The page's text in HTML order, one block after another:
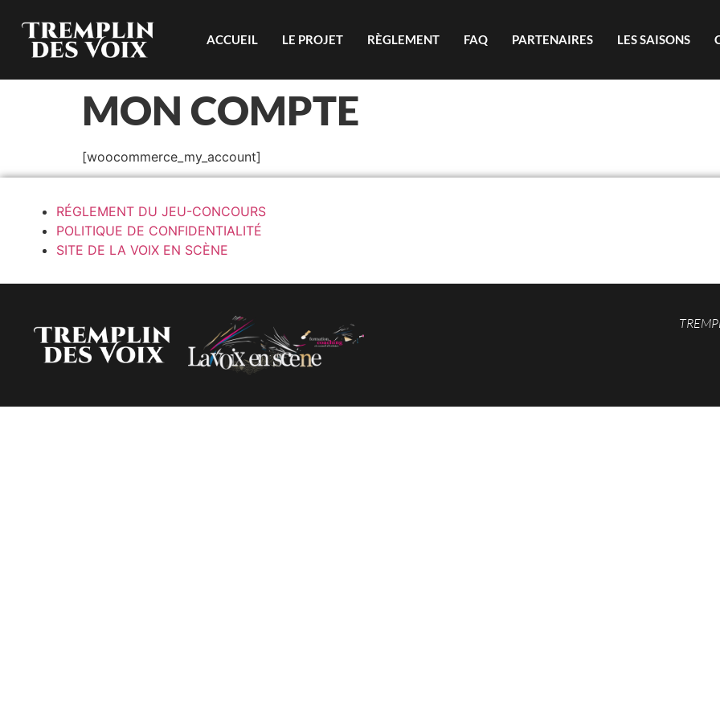
ACCUEIL LE PROJET RÈGLEMENT FAQ PARTENAIRES LES SAISONS
MON COMPTE
[woocommerce_my_account]
RÉGLEMENT DU JEU-CONCOURS
POLITIQUE DE CONFIDENTIALITÉ
SITE DE LA VOIX EN SCÈNE